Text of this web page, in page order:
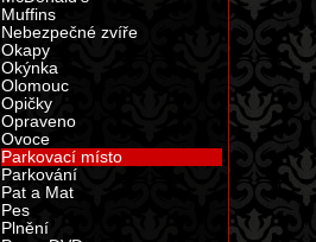
Muffins
Nebezpečné zvíře
Okapy
Okýnka
Olomouc
Opičky
Opraveno
Ovoce
Parkovací místo
Parkování
Pat a Mat
Pes
Plnění